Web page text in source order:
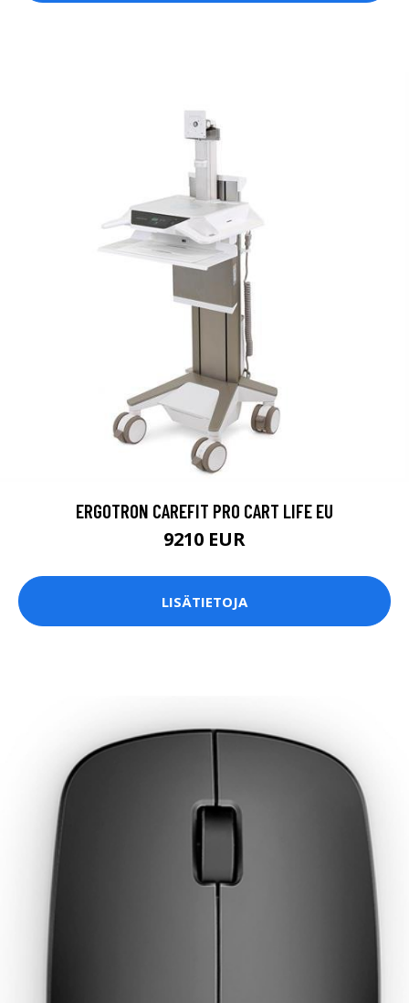
ERGOTRON CAREFIT PRO CART LIFE EU
9210 EUR
LISÄTIETOJA